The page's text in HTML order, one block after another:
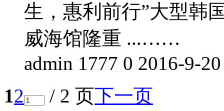
生，惠利前行”大型韩
威海馆隆重 ...……
admin 1777 0 2016-9-
12 / 2 页下一页